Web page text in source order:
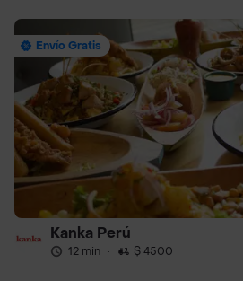
Envío Gratis
Kanka Perú
12 min · $ 4500